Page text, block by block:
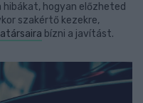
hogyan előzheted
szakértő kezekre,
bízni a javítást.